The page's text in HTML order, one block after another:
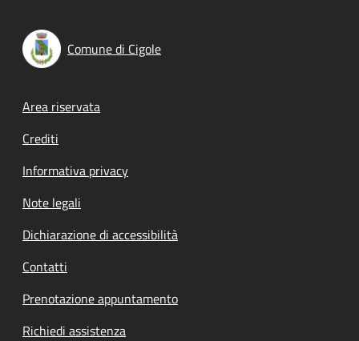
Comune di Cigole
Footer menu
Area riservata
Crediti
Informativa privacy
Note legali
Dichiarazione di accessibilità
Contatti
Prenotazione appuntamento
Richiedi assistenza